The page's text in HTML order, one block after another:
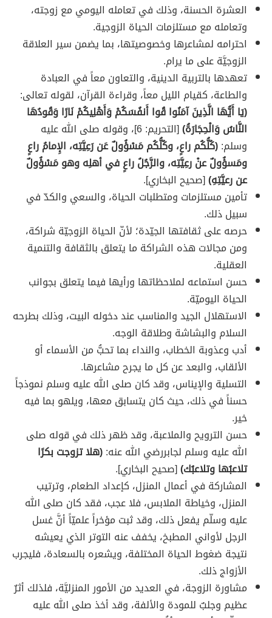
العشرة الحسنة، وذلك في تعامله اليومي مع زوجته،
وتعامله مع مستلزمات الحياة الزوجية.
احترامه لمشاعرها وخصوصيتها، بما يضمن سير العلاقة
الزوجيَّة على ما يرام.
تعهدها بالتربية الدينية، والتعاون معاً في العبادة
والطاعة، كقيام الليل معاً، وقراءة القرآن، لقوله تعالى:
(يَا أَيُّهَا الَّذِينَ آمَنُوا قُوا أَنفُسَكُمْ وَأَهْلِيكُمْ نَارًا وَقُودُهَا
النَّاسُ وَالْحِجَارَةُ)
[التحريم: 6]، وقوله صلى الله عليه
وسلم:(كُلُّكُم راعٍ، وكُلُّكُم مَسْؤُولٌ عَن رَعِيَّتِه، الإِمامُ راعٍ
ومَسؤُولٌ عنْ رعِيَّتِه، والرَّجُلُ راعٍ في أهلِه وهو مَسْؤُولٌ
عن رعيَّتِهِ)[صحيح البخاري].
تأمين مستلزمات ومتطلبات الحياة، والسعي والكدّ في
سبيل ذلك.
حرصه على ثقافتها الجيّدة؛ لأنّ الحياة الزوجيّة شراكة،
ومن مجالات هذه الشراكة ما يتعلق بالثقافة والتنمية
العقلية.
حسن استماعه لملاحظاتها ورأيها فيما يتعلق بجوانب
الحياة اليوميّة.
الاستهلال الجيد والمناسب عند دخوله البيت، وذلك بطرحه
السلام والبشاشة وطلاقة الوجه.
أدب وعذوبة الخطاب، والنداء بما تحبُّ من الأسماء أو
الألقاب، والبعد عن كل ما يجرح مشاعرها.
التسلية والإيناس، وقد كان صلى الله عليه وسلم نموذجاً
حسناً في ذلك، حيث كان يتسابق معها، ويلهو بما فيه
خير.
حسن الترويح والملاعبة، وقد ظهر ذلك في قوله صلى
الله عليه وسلم لجابررضي الله عنه:(هلا تزوجت بكرًا
تلاعبُها وتلاعبُك)[صحيح البخاري].
المشاركة في أعمال المنزل، كإعداد الطعام، وترتيب
المنزل، وخياطة الملابس، فلا عجب، فقد كان صلى الله
عليه وسلّم يفعل ذلك، وقد ثبت مؤخراً علميّاً أنَّ غسل
الرجل لأواني المطبخ، يخفف عنه التوتر الذي يعيشه
نتيجة ضغوط الحياة المختلفة، ويشعره بالسعادة، فليجرب
الأزواج ذلك.
مشاورة الزوجة، في العديد من الأمور المنزليَّة، فلذلك أثرٌ
عظيم وجلبٌ للمودة والألفة، وقد أخذ صلى الله عليه